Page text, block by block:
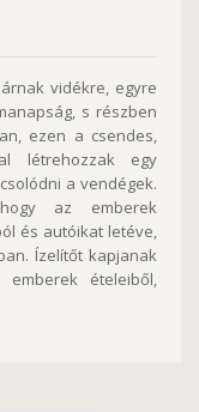
vidékre, egyre
s részben
ezen a csendes,
létrehozzak egy
a vendégek.
az emberek
és autóikat letéve,
Ízelítőt kapjanak
ételeiből,